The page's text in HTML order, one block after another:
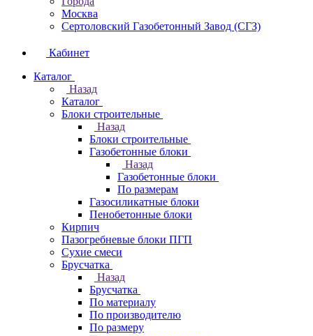
Москва
Сертоловский Газобетонный Завод (СГЗ)
Кабинет
Каталог
Назад
Каталог
Блоки строительные
Назад
Блоки строительные
Газобетонные блоки
Назад
Газобетонные блоки
По размерам
Газосиликатные блоки
Пенобетонные блоки
Кирпич
Пазогребневые блоки ПГП
Сухие смеси
Брусчатка
Назад
Брусчатка
По материалу
По производителю
По размеру